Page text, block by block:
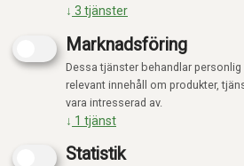
↓ 3 tjänster
Marknadsföring
Dessa tjänster behandlar
relevant innehåll om produkter,
vara intresserad av.
↓ 1 tjänst
Statistik